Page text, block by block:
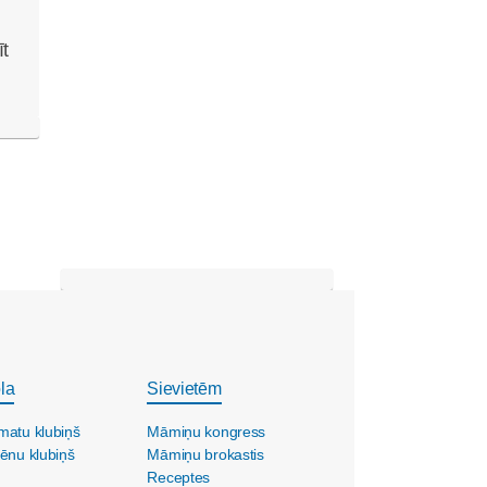
klubiņš
klubiņš
Sievietēm
Māmiņu kongress
Māmiņu brokastis
Receptes